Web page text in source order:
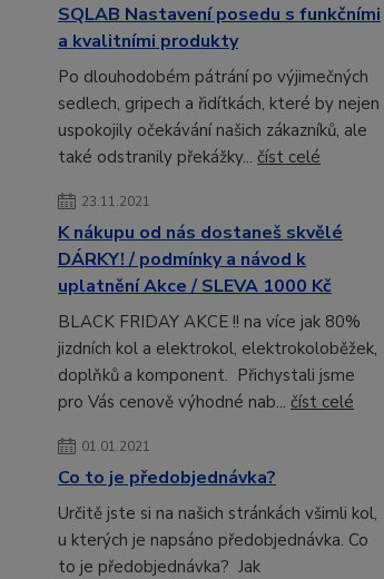
SQLAB Nastavení posedu s funkčními
a kvalitními produkty
Po dlouhodobém pátrání po výjimečných
sedlech, gripech a řidítkách, které by nejen
uspokojily očekávání našich zákazníků, ale
také odstranily překážky... číst celé
23.11.2021
K nákupu od nás dostaneš skvělé
DÁRKY! / podmínky a návod k
uplatnění Akce / SLEVA 1000 Kč
BLACK FRIDAY AKCE !! na více jak 80%
jizdních kol a elektrokol, elektrokoloběžek,
doplňků a komponent. Přichystali jsme
pro Vás cenově výhodné nab... číst celé
01.01.2021
Co to je předobjednávka?
Určitě jste si na našich stránkách všimli kol,
u kterých je napsáno předobjednávka. Co
to je předobjednávka? Jak